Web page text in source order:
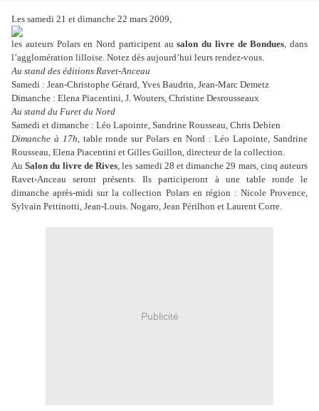
Les samedi 21 et dimanche 22 mars 2009,
les auteurs Polars en Nord participent ausalon du livre de Bondues, dans
l’agglomération lilloise. Notez dès aujourd’hui leurs rendez-vous.
Au stand des éditions Ravet-Anceau
Samedi : Jean-Christophe Gérard, Yves Baudrin, Jean-Marc Demetz
Dimanche : Elena Piacentini, J. Wouters, Christine Desrousseaux
Au stand du Furet du Nord
Samedi et dimanche : Léo Lapointe, Sandrine Rousseau, Chris Debien
Dimanche à 17h,table ronde sur Polars en Nord : Léo Lapointe, Sandrine
Rousseau, Elena Piacentini et Gilles Guillon, directeur de la collection.
AuSalon du livre de Rives, les samedi 28 et dimanche 29 mars, cinq auteurs
Ravet-Anceau seront présents. Ils participeront à une table ronde le
dimanche après-midi sur la collection Polars en région : Nicole Provence,
Sylvain Pettinotti, Jean-Louis. Nogaro, Jean Périlhon et Laurent Corre.
Publicité